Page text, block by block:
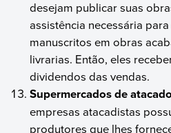
desejam publicar suas
assistência necessária
manuscritos em obras
livrarias. Então, eles
dividendos das vendas.
Supermercados de
empresas atacadistas
produtores que lhes